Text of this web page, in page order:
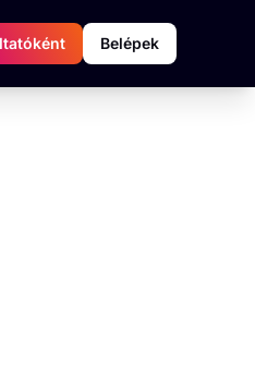
Belépek